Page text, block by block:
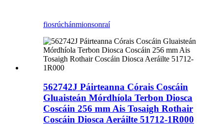
fiosrúchánmionsonraí
562742J Páirteanna Córais Coscáin
Gluaisteán Mórdhíola Terbon Diosca
Coscáin 256 mm Ais Tosaigh Rothair
Coscáin Diosca Aeráilte 51712-1R000